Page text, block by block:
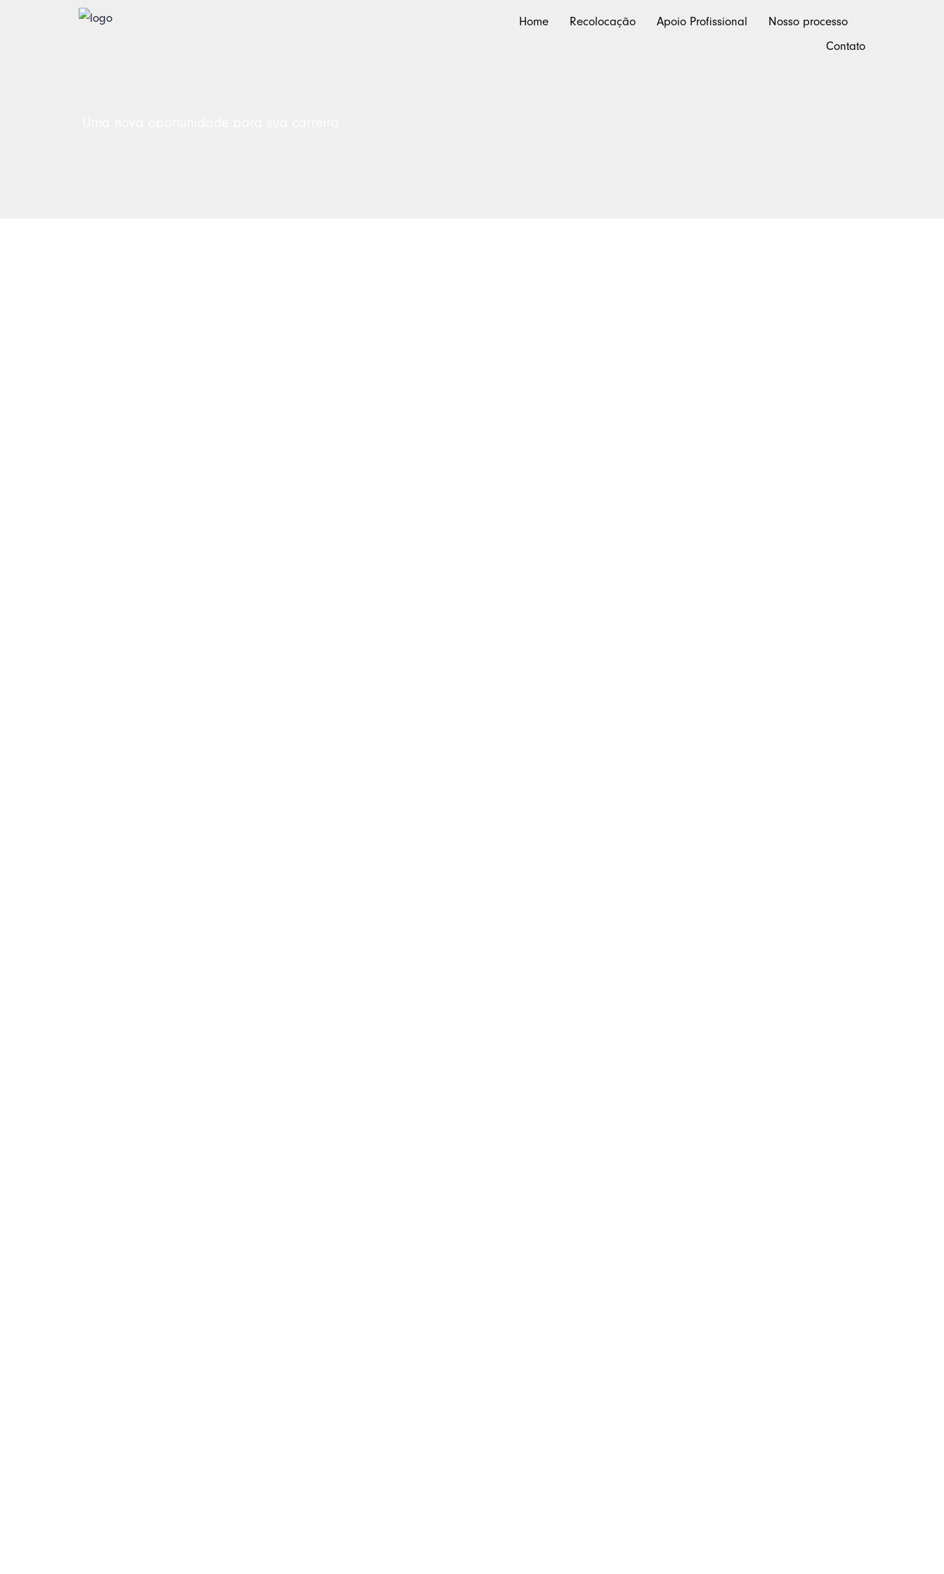
Home Recolocação Apoio Profissional
Nosso processo
Contato